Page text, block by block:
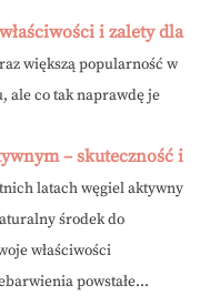
i zalety dla
większą popularność w
ale co tak naprawdę je
– skuteczność i
latach węgiel aktywny
środek do
właściwości
powstałe...